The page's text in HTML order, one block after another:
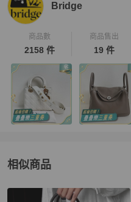
Bridge
商品數
2158 件
商品售出
19 件
相似商品
更多相似Hermès女包推薦精品